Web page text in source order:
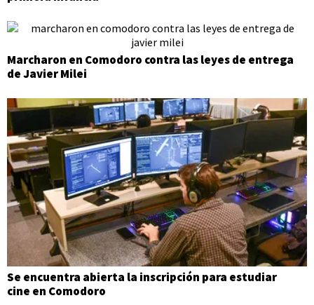
Marcharon en Comodoro contra las leyes de entrega
de Javier Milei
Se encuentra abierta la inscripción para estudiar
cine en Comodoro